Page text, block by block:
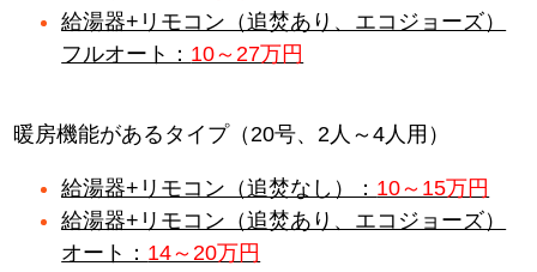
給湯器+リモコン（追焚あり、エコジョーズ）
フルオート： 10～27万円
暖房機能があるタイプ（20号、2人～4人用）
給湯器+リモコン（追焚なし）： 10～15万円
給湯器+リモコン（追焚あり、エコジョーズ）
オート： 14～20万円